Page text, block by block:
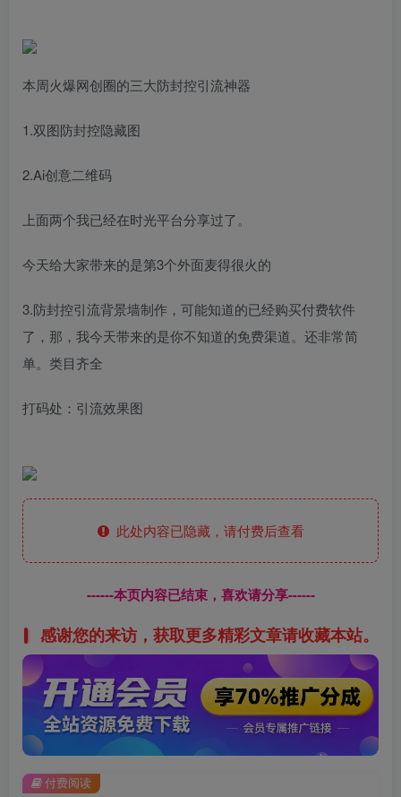
本周火爆网创圈的三大防封控引流神器
1.双图防封控隐藏图
2.Ai创意二维码
上面两个我已经在时光平台分享过了。
今天给大家带来的是第3个外面麦得很火的
3.防封控引流背景墙制作，可能知道的已经购买付费软件
了，那，我今天带来的是你不知道的免费渠道。还非常简
单。类目齐全
打码处：引流效果图
此处内容已隐藏，请付费后查看
------本页内容已结束，喜欢请分享------
感谢您的来访，获取更多精彩文章请收藏本站。
付费阅读